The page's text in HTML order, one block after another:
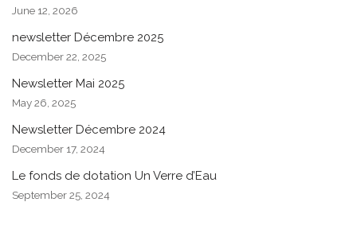
June 12, 2026
newsletter Décembre 2025
December 22, 2025
Newsletter Mai 2025
May 26, 2025
Newsletter Décembre 2024
December 17, 2024
Le fonds de dotation Un Verre d’Eau
September 25, 2024